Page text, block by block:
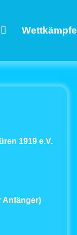
Wettkämpfe
1919 e.V.
Anfänger)